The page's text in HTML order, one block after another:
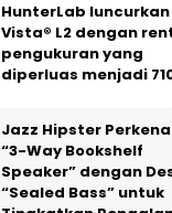
HunterLab luncurkan
Vista® L2 dengan
pengukuran yang
diperluas menjadi
Jazz Hipster
“3-Way Bookshelf
Speaker” dengan
“Sealed Bass” untuk